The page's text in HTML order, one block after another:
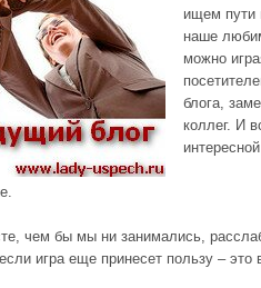
ищем пути
наше
можно
блога,
коллег. И
чем бы мы ни занимались,
игра еще принесет пользу – это